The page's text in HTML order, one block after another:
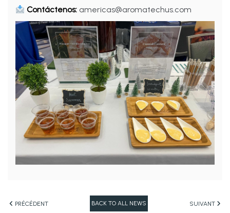
Contáctenos: americas@aromatechus.com
PRÉCÉDENT BACK TO ALL NEWS SUIVANT